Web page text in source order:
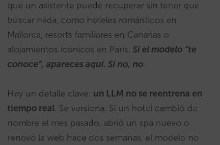
que un asistente puede recuperar sin tener que
buscar nada, como hoteles románticos en
Mallorca, resorts familiares en Canarias o
alojamientos icónicos en París. Si el modelo “te
conoce”, apareces aquí. Si no, no.
Hay un detalle clave: un LLM no se reentrena en
tiempo real. Se versiona. Si un hotel cambió de
nombre el mes pasado, abrió un spa nuevo o
renovó la web hace dos semanas, el modelo no